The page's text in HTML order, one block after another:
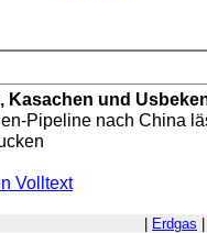
Kasachen und
Pipeline nach China
Volltext
Erdgas